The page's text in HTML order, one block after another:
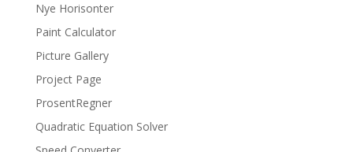
Nye Horisonter
Paint Calculator
Picture Gallery
Project Page
ProsentRegner
Quadratic Equation Solver